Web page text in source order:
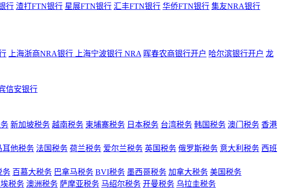
行 渣打FTN银行 星展FTN银行 汇丰FTN银行 华侨FTN银行 集友NRA银行
上海浙商NRA银行 上海宁波银行 NRA 晖春农商银行开户 哈尔滨银行开户 龙
信安银行
新加坡税务 越南税务 柬埔寨税务 日本税务 台湾税务 韩国税务 澳门税务 香港
耳他税务 法国税务 荷兰税务 爱尔兰税务 英国税务 俄罗斯税务 意大利税务 西班
务 百慕大税务 巴拿马税务 BVI税务 墨西哥税务 加拿大税务 美国税务
税务 澳洲税务 萨摩亚税务 马绍尔税务 开曼税务 乌拉圭税务